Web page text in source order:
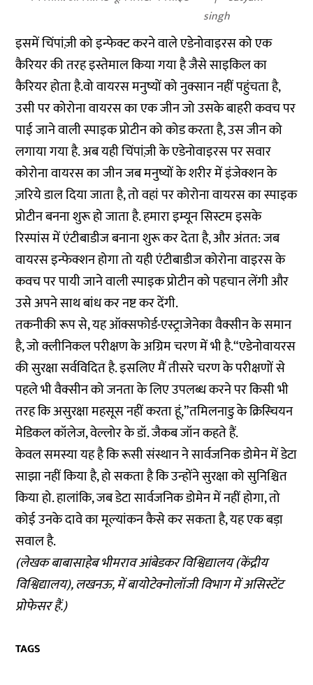
singh
इसमें चिंपांज़ी को इन्फेक्ट करने वाले एडेनोवाइरस को एक
कैरियर की तरह इस्तेमाल किया गया है जैसे साइकिल का
कैरियर होता है.वो वायरस मनुष्यों को नुक्सान नहीं पहुंचता है,
उसी पर कोरोना वायरस का एक जीन जो उसके बाहरी कवच पर
पाई जाने वाली स्पाइक प्रोटीन को कोड करता है, उस जीन को
लगाया गया है. अब यही चिंपांज़ी के एडेनोवाइरस पर सवार
कोरोना वायरस का जीन जब मनुष्यों के शरीर में इंजेक्शन के
ज़रिये डाल दिया जाता है, तो वहां पर कोरोना वायरस का स्पाइक
प्रोटीन बनना शुरू हो जाता है. हमारा इम्यून सिस्टम इसके
रिस्पांस में एंटीबाडीज बनाना शुरू कर देता है, और अंतत: जब
वायरस इन्फेक्शन होगा तो यही एंटीबाडीज कोरोना वाइरस के
कवच पर पायी जाने वाली स्पाइक प्रोटीन को पहचान लेंगी और
उसे अपने साथ बांध कर नष्ट कर देंगी.
तकनीकी रूप से, यह ऑक्सफोर्ड-एस्ट्राजेनेका वैक्सीन के समान
है, जो क्लीनिकल परीक्षण के अग्रिम चरण में भी है.“एडेनोवायरस
की सुरक्षा सर्वविदित है. इसलिए मैं तीसरे चरण के परीक्षणों से
पहले भी वैक्सीन को जनता के लिए उपलब्ध करने पर किसी भी
तरह कि असुरक्षा महसूस नहीं करता हूं,”तमिलनाडु के क्रिस्चियन
मेडिकल कॉलेज, वेल्लोर के डॉ. जैकब जॉन कहते हैं.
केवल समस्या यह है कि रूसी संस्थान ने सार्वजनिक डोमेन में डेटा
साझा नहीं किया है, हो सकता है कि उन्होंने सुरक्षा को सुनिश्चित
किया हो. हालांकि, जब डेटा सार्वजनिक डोमेन में नहीं होगा, तो
कोई उनके दावे का मूल्यांकन कैसे कर सकता है, यह एक बड़ा
सवाल है.
(लेखक बाबासाहेब भीमराव आंबेडकर विश्विद्यालय (केंद्रीय
विश्विद्यालय), लखनऊ, में बायोटेक्नोलॉजी विभाग में असिस्टेंट
प्रोफेसर हैं.)
TAGS